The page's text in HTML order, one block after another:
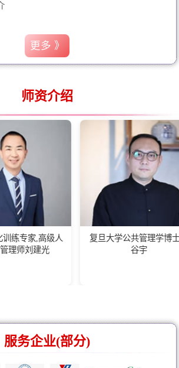
更多 》
师资介绍
人
复旦大学公共管理学博士后
服务企业(部分)